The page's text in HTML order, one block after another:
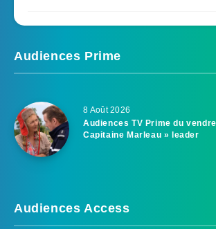
Audiences Prime
8 Août 2026
Audiences TV Prime du
Capitaine Marleau » leader
Audiences Access